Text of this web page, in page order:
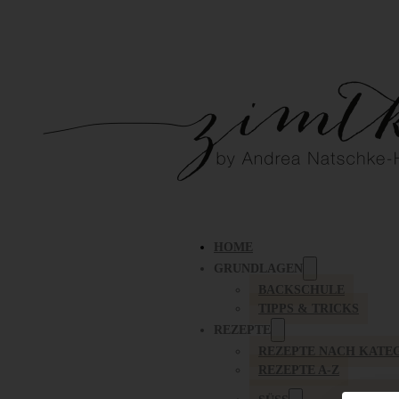
HOME
GRUNDLAGEN
BACKSCHULE
TIPPS & TRICKS
REZEPTE
REZEPTE NACH
REZEPTE A-Z